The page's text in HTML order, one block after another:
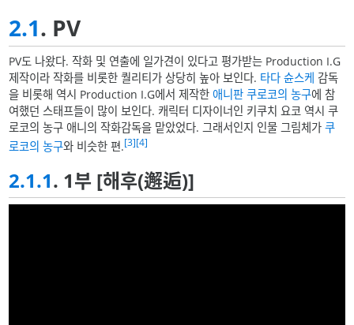
2.1. PV
PV도 나왔다. 작화 및 연출에 일가견이 있다고 평가받는 Production I.G
제작이라 작화를 비롯한 퀄리티가 상당히 높아 보인다. 타다 슌스케 감독
을 비롯해 역시 Production I.G에서 제작한애니판 쿠로코의 농구에 참
여했던 스태프들이 많이 보인다. 캐릭터 디자이너인 키쿠치 요코 역시 쿠
로코의 농구 애니의 작화감독을 맡았었다. 그래서인지 인물 그림체가쿠
로코의 농구와 비슷한 편.[3][4]
2.1.1. 1부 [해후(邂逅)]